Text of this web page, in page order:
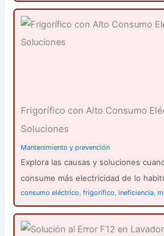
Frigorífico con Alto Consumo
Soluciones
Mantenimiento y prevención
Explora las causas y soluciones
consume más electricidad de lo
consumo eléctrico,frigorífico,ineficiencia,